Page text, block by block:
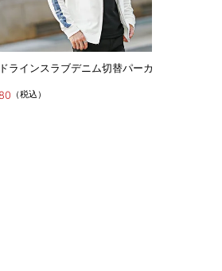
ラインスラブデニム切替パーカ
（税込）